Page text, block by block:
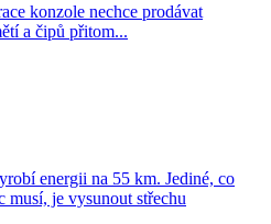
konzole nechce prodávat
a čipů přitom...
energii na 55 km. Jediné, co
musí, je vysunout střechu